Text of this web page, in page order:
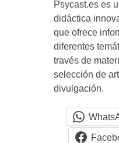
n
p
s
Psycast.es es
didáctica
que ofrece
diferentes
través de
selección de
divulgación.